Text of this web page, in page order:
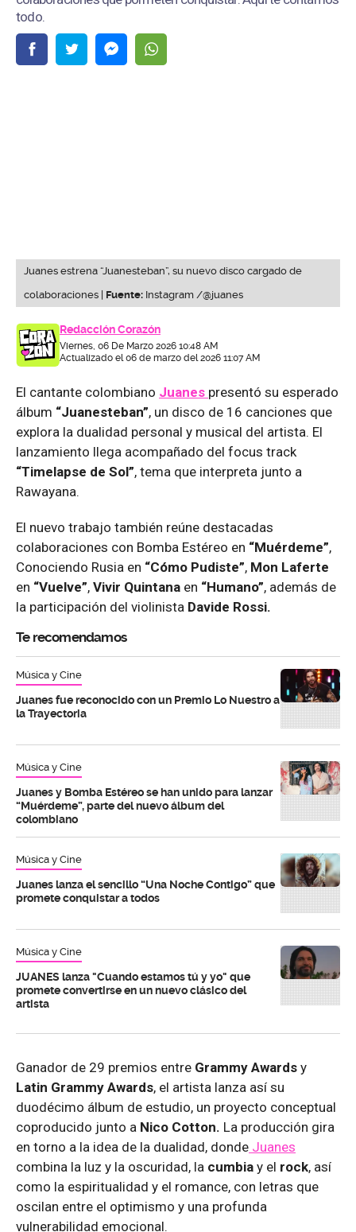
todo.
Juanes estrena “Juanesteban”, su nuevo disco cargado de
colaboraciones | Fuente: Instagram /@juanes
Redacción Corazón
Viernes, 06 De Marzo 2026 10:48 AM
Actualizado el 06 de marzo del 2026 11:07 AM
El cantante colombiano Juanes presentó su esperado
álbum “Juanesteban”, un disco de 16 canciones que
explora la dualidad personal y musical del artista. El
lanzamiento llega acompañado del focus track
“Timelapse de Sol”, tema que interpreta junto a
Rawayana.
El nuevo trabajo también reúne destacadas
colaboraciones con Bomba Estéreo en “Muérdeme”,
Conociendo Rusia en “Cómo Pudiste”, Mon Laferte
en “Vuelve”, Vivir Quintana en “Humano”, además de
la participación del violinista Davide Rossi.
Te recomendamos
Música y Cine
Juanes fue reconocido con un Premio Lo Nuestro a
la Trayectoria
Música y Cine
Juanes y Bomba Estéreo se han unido para lanzar
“Muérdeme”, parte del nuevo álbum del
colombiano
Música y Cine
Juanes lanza el sencillo “Una Noche Contigo” que
promete conquistar a todos
Música y Cine
JUANES lanza "Cuando estamos tú y yo" que
promete convertirse en un nuevo clásico del
artista
Ganador de 29 premios entre Grammy Awards y
Latin Grammy Awards, el artista lanza así su
duodécimo álbum de estudio, un proyecto conceptual
coproducido junto a Nico Cotton. La producción gira
en torno a la idea de la dualidad, donde Juanes
combina la luz y la oscuridad, la cumbia y el rock, así
como la espiritualidad y el romance, con letras que
oscilan entre el optimismo y una profunda
vulnerabilidad emocional.